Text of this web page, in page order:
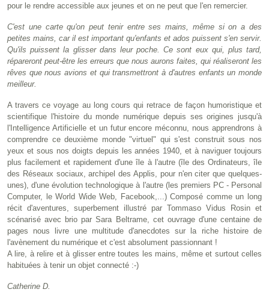
pour le rendre accessible aux jeunes et on ne peut que l'en remercier.
C'est une carte qu'on peut tenir entre ses mains, même si on a des
petites mains, car il est important qu'enfants et ados puissent s'en servir.
Qu'ils puissent la glisser dans leur poche. Ce sont eux qui, plus tard,
répareront peut-être les erreurs que nous aurons faites, qui réaliseront les
rêves que nous avions et qui transmettront à d'autres enfants un monde
meilleur.
A travers ce voyage au long cours qui retrace de façon humoristique et
scientifique l'histoire du monde numérique depuis ses origines jusqu'à
l'Intelligence Artificielle et un futur encore méconnu, nous apprendrons à
comprendre ce deuxième monde "virtuel" qui s'est construit sous nos
yeux et sous nos doigts depuis les années 1940, et à naviguer toujours
plus facilement et rapidement d'une île à l'autre (île des Ordinateurs, île
des Réseaux sociaux, archipel des Applis, pour n'en citer que quelques-
unes), d'une évolution technologique à l'autre (les premiers PC - Personal
Computer, le World Wide Web, Facebook,...) Composé comme un long
récit d'aventures, superbement illustré par Tommaso Vidus Rosin et
scénarisé avec brio par Sara Beltrame, cet ouvrage d'une centaine de
pages nous livre une multitude d'anecdotes sur la riche histoire de
l'avènement du numérique et c'est absolument passionnant !
A lire, à relire et à glisser entre toutes les mains, même et surtout celles
habituées à tenir un objet connecté :-)
Catherine D.